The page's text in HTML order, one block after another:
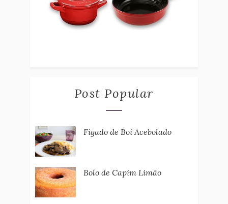
Post Popular
Fígado de Boi Acebolado
Bolo de Capim Limão